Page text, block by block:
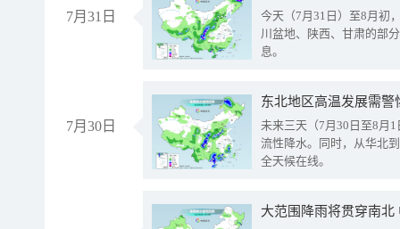
7月31日
今天（7月31日）至8月初
川盆地、陕西、甘肃的部
息。
7月30日
东北地区高温发展需
未来三天（7月30日至8月
流性降水。同时，从华北
全天候在线。
大范围降雨将贯穿南